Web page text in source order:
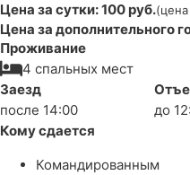
Цена за сутки: 100 руб.
Цена за дополнительного
Проживание
4 спальных мест
Заезд
после 14:00
до
Кому сдается
Командированным